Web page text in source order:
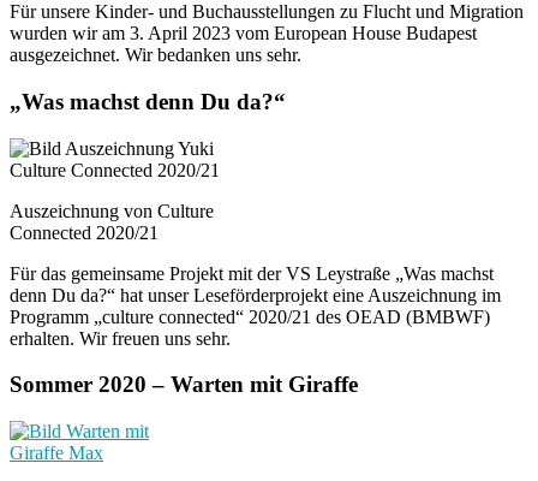
Für unsere Kinder- und Buchausstellungen zu Flucht und Migration
wurden wir am 3. April 2023 vom European House Budapest
ausgezeichnet. Wir bedanken uns sehr.
„Was machst denn Du da?“
Auszeichnung von Culture
Connected 2020/21
Für das gemeinsame Projekt mit der VS Leystraße „Was machst
denn Du da?“ hat unser Leseförderprojekt eine Auszeichnung im
Programm „culture connected“ 2020/21 des OEAD (BMBWF)
erhalten. Wir freuen uns sehr.
Sommer 2020 – Warten mit Giraffe